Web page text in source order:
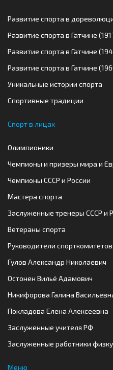
Развитие спорта в
Развитие спорта в Гатчине
Развитие спорта в Гатчине
Развитие спорта в Гатчине
Уникальные истории спорта
Спортивные традиции
Спорт в лицах
Олимпионики
Чемпионы и призеры мира и
Чемпионы СССР и России
Мастера спорта
Заслуженные тренеры СССР и
Ветераны спорта
Руководители спорткомитетов
Гулов Александр Николаевич
Остонен Вильё Адамович
Никифорова Галина
Покладова Елена Алексеевна
Заслуженные учителя РФ
Заслуженные работники
Меню